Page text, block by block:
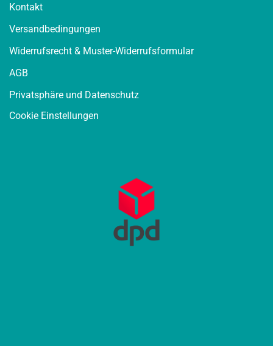
Kontakt
Versandbedingungen
Widerrufsrecht & Muster-Widerrufsformular
AGB
Privatsphäre und Datenschutz
Cookie Einstellungen